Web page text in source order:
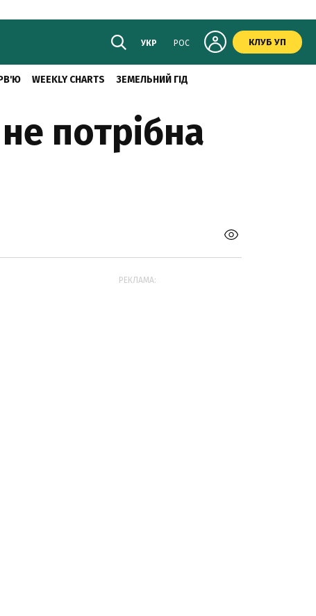
УКР РОС КЛУБ УП
WEEKLY CHARTS ЗЕМЕЛЬНИЙ ГІД
потрібна
РЕКЛАМА: